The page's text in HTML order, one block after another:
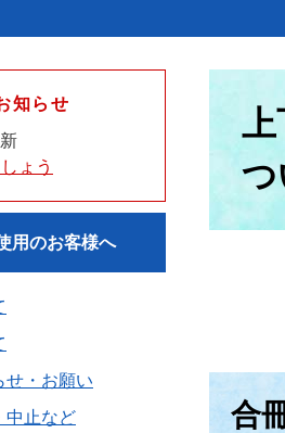
上
つ
合
知らせ
ょう
用のお客様へ
せ・お願い
中止など